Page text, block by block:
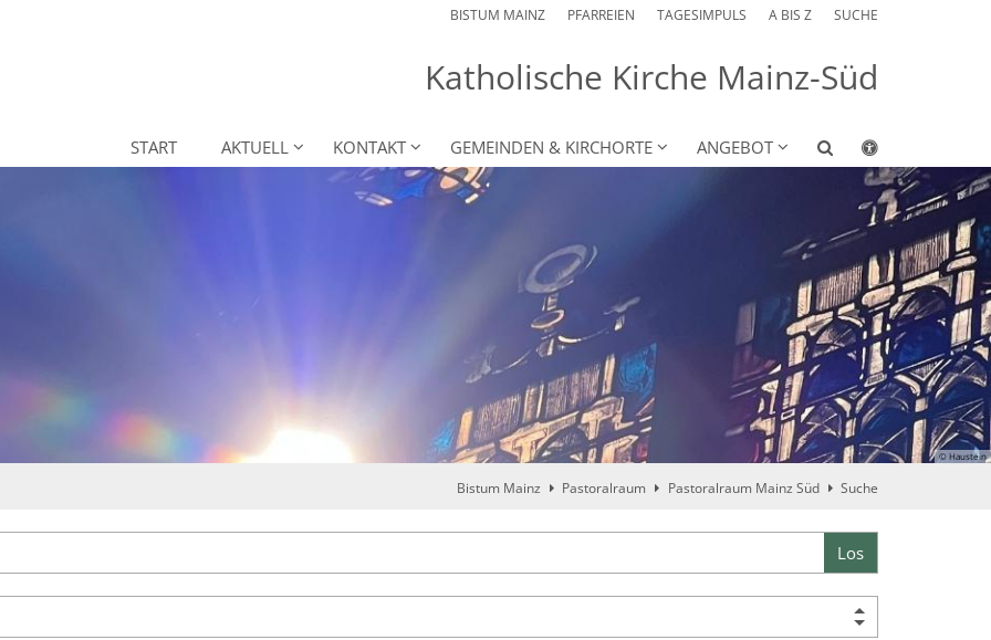
BISTUM MAINZ PFARREIEN TAGESIMPULS A BIS Z SUCHE
Katholische Kirche Mainz-Süd
START AKTUELL KONTAKT GEMEINDEN & KIRCHORTE ANGEBOT
© Haustein
Bistum Mainz Pastoralraum Pastoralraum Mainz Süd Suche
Los